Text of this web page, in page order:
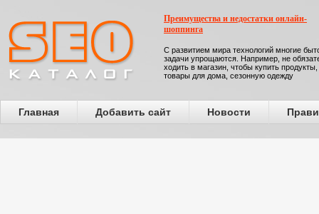
Преимущества и недостатки онлайн-
шоппинга
С развитием мира технологий многие
задачи упрощаются. Например, не
ходить в магазин, чтобы купить продукты,
товары для дома, сезонную одежду
Главная Добавить сайт Новости